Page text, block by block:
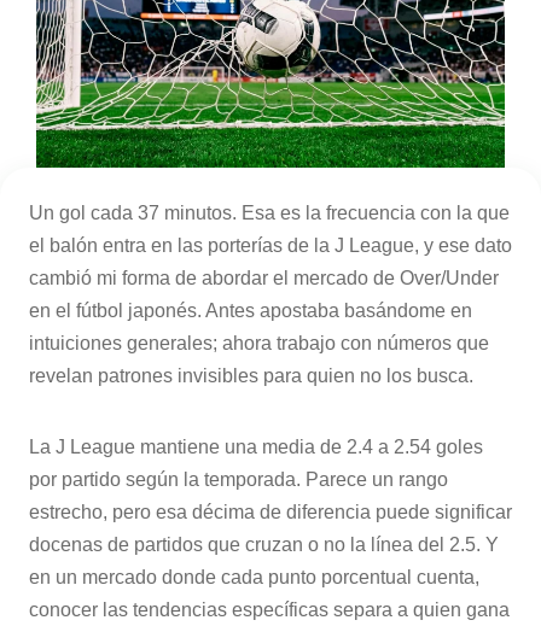
Un gol cada 37 minutos. Esa es la frecuencia con la que
el balón entra en las porterías de la J League, y ese dato
cambió mi forma de abordar el mercado de Over/Under
en el fútbol japonés. Antes apostaba basándome en
intuiciones generales; ahora trabajo con números que
revelan patrones invisibles para quien no los busca.
La J League mantiene una media de 2.4 a 2.54 goles
por partido según la temporada. Parece un rango
estrecho, pero esa décima de diferencia puede significar
docenas de partidos que cruzan o no la línea del 2.5. Y
en un mercado donde cada punto porcentual cuenta,
conocer las tendencias específicas separa a quien gana